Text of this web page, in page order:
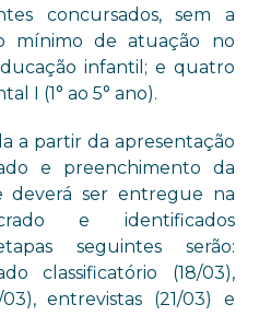
concursados, sem a
mínimo de atuação no
infantil; e quatro
I (1° ao 5° ano).
a partir da apresentação
e preenchimento da
deverá ser entregue na
e identificados
seguintes serão:
classificatório (18/03),
entrevistas (21/03) e